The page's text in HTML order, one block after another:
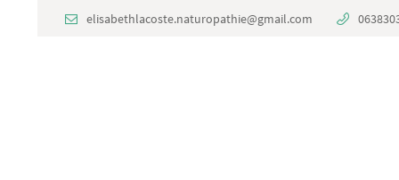
elisabethlacoste.naturopathie@gmail.com